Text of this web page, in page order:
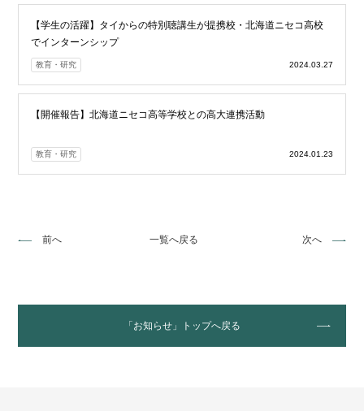
【学生の活躍】タイからの特別聴講生が提携校・北海道ニセコ高校
でインターンシップ
教育・研究 2024.03.27
【開催報告】北海道ニセコ高等学校との高大連携活動
教育・研究 2024.01.23
前へ 一覧へ戻る 次へ
「お知らせ」トップへ戻る